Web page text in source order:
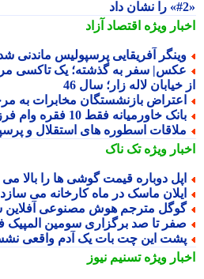
ویژهاقتصاد آزاد
آفریقایی پرسپولیس ماندنی شد
خیابان لاله زار؛ سال 46
بازنشستگان مخابرات به
خاورمیانه فقط 10 فقره وام فرزندآوری داده است
اسطوره های استقلال و
ویژهتک ناک
دوباره قیمت گوشی ها را بالا می برد
ماسک در ماه کارخانه می سازد!
مترجم هوش مصنوعی آفلاین
تا صد برگزاری سومین المپیک فناوری
این چت بات یک آدم واقعی
ویژهتسنیم نیوز